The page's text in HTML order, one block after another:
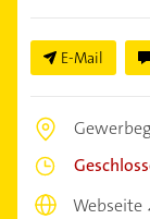
E-Mail
Webseite